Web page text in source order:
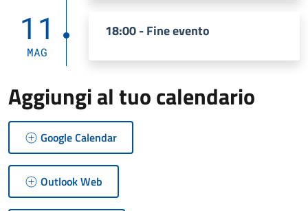
11
MAG
18:00 - Fine evento
Aggiungi al tuo calendario
Google Calendar
Outlook Web